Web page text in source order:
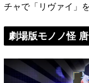
チャで「リヴァイ」
劇場版モノノ怪